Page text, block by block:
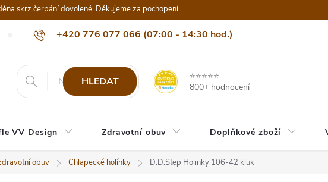
skrz čerpání dovolené. Děkujeme za pochopení.
+420 776 077 066 (07:00 - 14:30 hod.)
info@eshop-vvdesign.cz
Nejčastější dotazy Naši odběratelé Doprava a platba
HLEDAT
⭐⭐⭐⭐⭐
800+ hodnocení
VV Design Zdravotní obuv Doplňkové zboží
obuv Chlapecké holínky D.D.Step Holinky 106-42 kluk